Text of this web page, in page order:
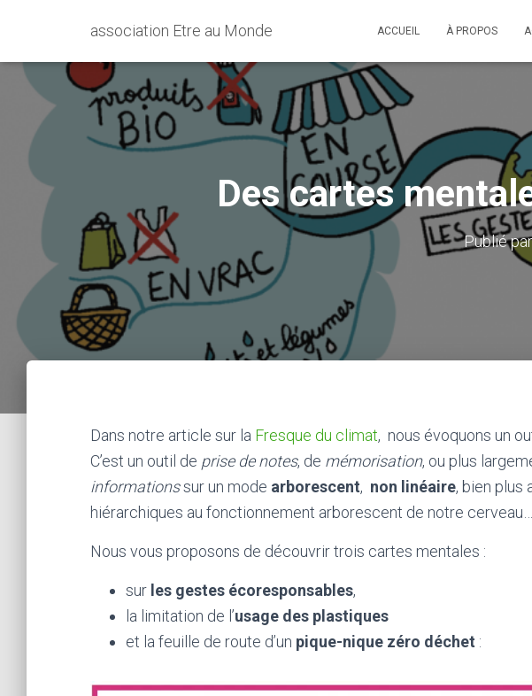
association Etre au Monde ACCUEIL À PROPOS
Des cartes
Publié
Dans notre article sur la Fresque du climat, nous évoquons un
C’est un outil de prise de notes, de mémorisation, ou plus
informationssur un mode arborescent, non linéaire, bien plus
hiérarchiques au fonctionnement arborescent de notre
Nous vous proposons de découvrir trois cartes mentales :
sur les gestes écoresponsables,
la limitation de l’usage des plastiques
et la feuille de route d’un pique-nique zéro déchet :